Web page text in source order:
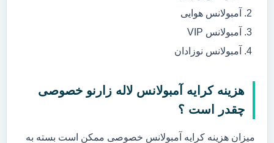
آمبولانس هوایی
آمبولانس VIP
آمبولانس نوزادان
هزینه کرایه آمبولانس لاله زارنو خصوصی
چقدر است ؟
میزان هزینه کرایه آمبولانس خصوصی ممکن است بسته به